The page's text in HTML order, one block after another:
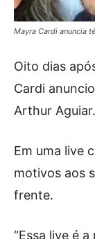
Mayra Cardi anuncia
Oito dias
Cardi
Arthur Aguiar.
Em uma live
motivos aos
frente.
“Essa live é